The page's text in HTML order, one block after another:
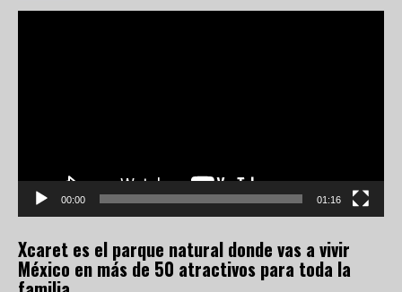
00:00 01:16
Xcaret es el parque natural donde vas a vivir
México en más de 50 atractivos para toda la